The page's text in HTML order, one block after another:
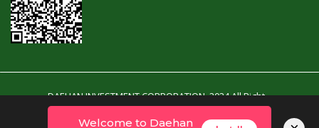
DAEHAN INVESTMENT CORPORATION. 2024 All Right
Reserved. Powered By YubinSoft
Welcome to Daehan